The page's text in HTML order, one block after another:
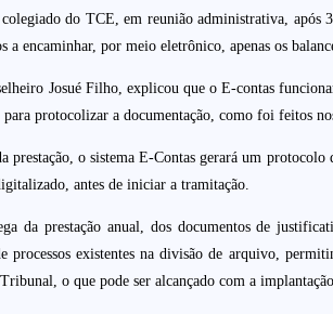
do TCE, em reunião administrativa,
a encaminhar, por meio eletrônico, apenas os
Josué Filho, explicou que o E-contas
protocolizar a documentação, como foi feitos
prestação, o sistema E-Contas gerará um
antes de iniciar a tramitação.
da prestação anual, dos documentos de
existentes na divisão de arquivo,
o que pode ser alcançado com a